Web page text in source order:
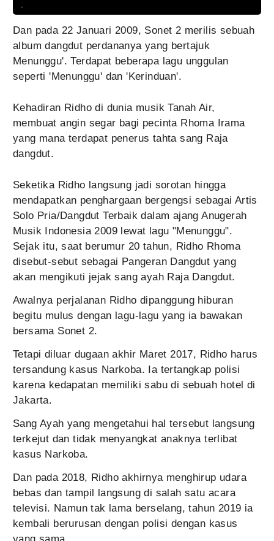
-
Dan pada 22 Januari 2009, Sonet 2 merilis sebuah
album dangdut perdananya yang bertajuk
Menunggu'. Terdapat beberapa lagu unggulan
seperti 'Menunggu' dan 'Kerinduan'.
Kehadiran Ridho di dunia musik Tanah Air,
membuat angin segar bagi pecinta Rhoma Irama
yang mana terdapat penerus tahta sang Raja
dangdut.
Seketika Ridho langsung jadi sorotan hingga
mendapatkan penghargaan bergengsi sebagai Artis
Solo Pria/Dangdut Terbaik dalam ajang Anugerah
Musik Indonesia 2009 lewat lagu "Menunggu".
Sejak itu, saat berumur 20 tahun, Ridho Rhoma
disebut-sebut sebagai Pangeran Dangdut yang
akan mengikuti jejak sang ayah Raja Dangdut.
Awalnya perjalanan Ridho dipanggung hiburan
begitu mulus dengan lagu-lagu yang ia bawakan
bersama Sonet 2.
Tetapi diluar dugaan akhir Maret 2017, Ridho harus
tersandung kasus Narkoba. Ia tertangkap polisi
karena kedapatan memiliki sabu di sebuah hotel di
Jakarta.
Sang Ayah yang mengetahui hal tersebut langsung
terkejut dan tidak menyangkat anaknya terlibat
kasus Narkoba.
Dan pada 2018, Ridho akhirnya menghirup udara
bebas dan tampil langsung di salah satu acara
televisi. Namun tak lama berselang, tahun 2019 ia
kembali berurusan dengan polisi dengan kasus